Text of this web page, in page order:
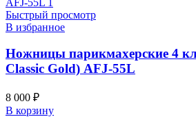
Быстрый просмотр
В избранное
Ножницы парикмахерские 4
Classic Gold) AFJ-55L
8 000 ₽
В корзину